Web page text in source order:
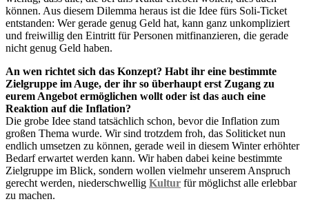
können. Aus diesem Dilemma heraus ist die Idee fürs Soli-Ticket
entstanden: Wer gerade genug Geld hat, kann ganz unkompliziert
und freiwillig den Eintritt für Personen mitfinanzieren, die gerade
nicht genug Geld haben.
An wen richtet sich das Konzept? Habt ihr eine bestimmte
Zielgruppe im Auge, der ihr so überhaupt erst Zugang zu
eurem Angebot ermöglichen wollt oder ist das auch eine
Reaktion auf die Inflation?
Die grobe Idee stand tatsächlich schon, bevor die Inflation zum
großen Thema wurde. Wir sind trotzdem froh, das Soliticket nun
endlich umsetzen zu können, gerade weil in diesem Winter erhöhter
Bedarf erwartet werden kann. Wir haben dabei keine bestimmte
Zielgruppe im Blick, sondern wollen vielmehr unserem Anspruch
gerecht werden, niederschwellig Kultur für möglichst alle erlebbar
zu machen.